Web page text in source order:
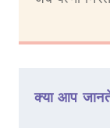
क्या आप